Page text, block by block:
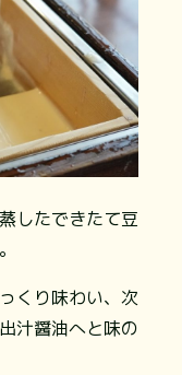
したできたて豆
くり味わい、次
汁醤油へと味の